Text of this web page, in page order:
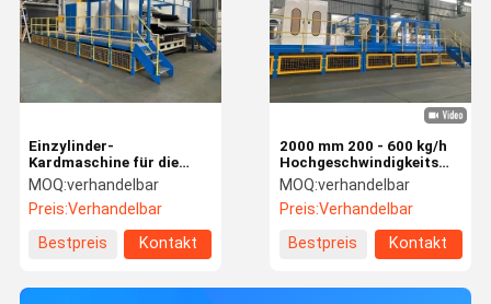
Einzylinder-
Kardmaschine für die
Bergbaulaboratorien für
die Nichtgewebeindustrie
MOQ:verhandelbar
Preis:Verhandelbar
Bestpreis
Kontakt
2000 mm 200 - 600 kg/h
für das Kardieren
MOQ:verhandelbar
Preis:Verhandelbar
Bestpreis
Kontakt